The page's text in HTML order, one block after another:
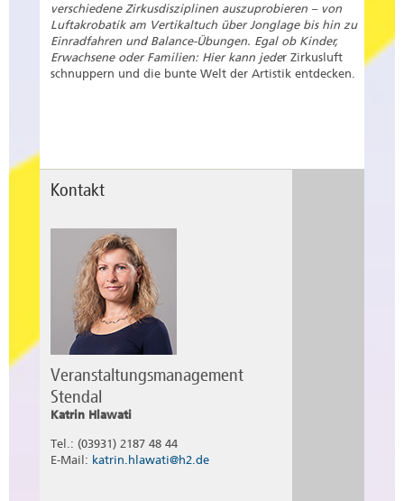
verschiedene Zirkusdisziplinen auszuprobieren – von
Luftakrobatik am Vertikaltuch über Jonglage bis hin zu
Einradfahren und Balance-Übungen. Egal ob Kinder,
Erwachsene oder Familien: Hier kann jeder Zirkusluft
schnuppern und die bunte Welt der Artistik entdecken.
Kontakt
Veranstaltungsmanagement
Stendal
Katrin Hlawati
Tel.: (03931) 2187 48 44
E-Mail: katrin.hlawati@h2.de